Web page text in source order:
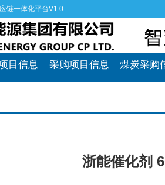
链一体化平台V1.0
目信息 采购项目信息 煤炭采购
浙能催化剂